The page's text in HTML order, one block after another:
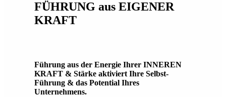
FÜHRUNG aus EIGENER
KRAFT
Führung aus der Energie Ihrer INNEREN
KRAFT & Stärke aktiviert Ihre Selbst-
Führung & das Potential Ihres
Unternehmens.